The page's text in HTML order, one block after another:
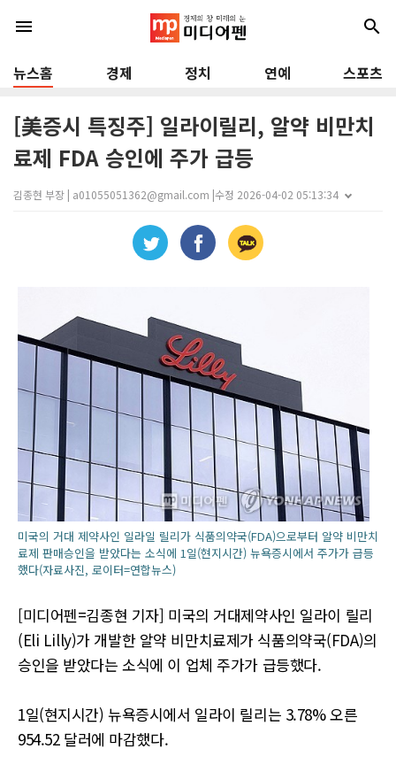
menu search
뉴스홈 경제 정치 연예 스포츠
[美증시 특징주] 일라이릴리, 알약 비만치
료제 FDA 승인에 주가 급등
김종현 부장 | a01055051362@gmail.com |수정 2026-04-02 05:13:34
미국의 거대 제약사인 일라일 릴리가 식품의약국(FDA)으로부터 알약 비만치
료제 판매승인을 받았다는 소식에 1일(현지시간) 뉴욕증시에서 주가가 급등
했다(자료사진, 로이터=연합뉴스)
[미디어펜=김종현 기자] 미국의 거대제약사인 일라이 릴리
(Eli Lilly)가 개발한 알약 비만치료제가 식품의약국(FDA)의
승인을 받았다는 소식에 이 업체 주가가 급등했다.
1일(현지시간) 뉴욕증시에서 일라이 릴리는 3.78% 오른
954.52 달러에 마감했다.